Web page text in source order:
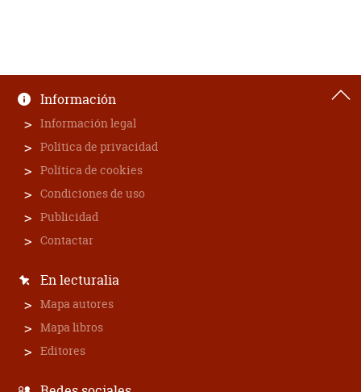
Información
Información legal
Política de privacidad
Política de cookies
Condiciones de uso
Publicidad
Contactar
En lecturalia
Mapa autores
Mapa libros
Editores